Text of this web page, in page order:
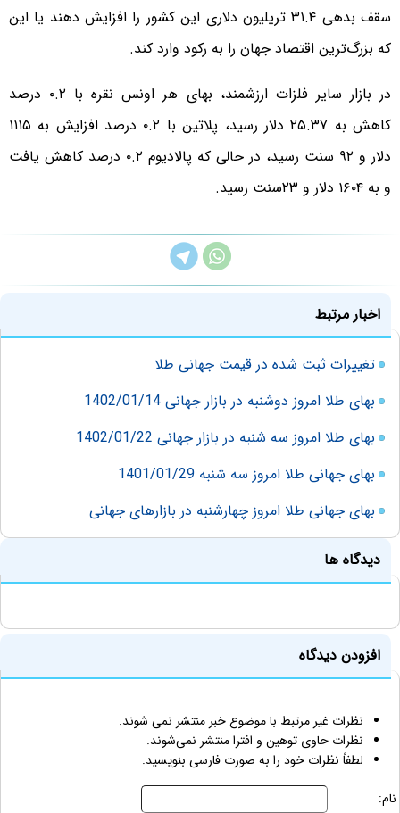
سقف بدهی ۳۱.۴ تریلیون دلاری این کشور را افزایش دهند یا این
که بزرگ‌ترین اقتصاد جهان را به رکود وارد کند.
در بازار سایر فلزات ارزشمند، بهای هر اونس نقره با ۰.۲ درصد
کاهش به ۲۵.۳۷ دلار رسید، پلاتین با ۰.۲ درصد افزایش به ۱۱۱۵
دلار و ۹۲ سنت رسید، در حالی که پالادیوم ۰.۲ درصد کاهش یافت
و به ۱۶۰۴ دلار و ۲۳سنت رسید.
اخبار مرتبط
تغییرات ثبت شده در قیمت جهانی طلا
بهای طلا امروز دوشنبه در بازار جهانی 1402/01/14
بهای طلا امروز سه شنبه در بازار جهانی 1402/01/22
بهای جهانی طلا امروز سه شنبه 1401/01/29
بهای جهانی طلا امروز چهارشنبه در بازارهای جهانی
دیدگاه ها
افزودن دیدگاه
نظرات غیر مرتبط با موضوع خبر منتشر نمی شوند.
نظرات حاوی توهین و افترا منتشر نمی‌شوند.
لطفاً نظرات خود را به صورت فارسی بنویسید.
نام: